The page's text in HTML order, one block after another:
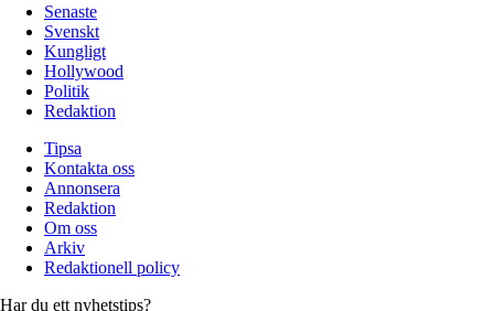
Senaste
Svenskt
Kungligt
Hollywood
Politik
Redaktion
Tipsa
Kontakta oss
Annonsera
Redaktion
Om oss
Arkiv
Redaktionell policy
Har du ett nyhetstips?